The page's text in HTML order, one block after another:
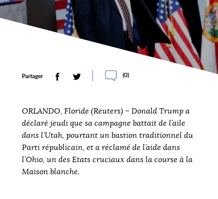
Partager (0)
ORLANDO, Floride (Reuters) – Donald Trump a
déclaré jeudi que sa campagne battait de l’aile
dans l’Utah, pourtant un bastion traditionnel du
Parti républicain, et a réclamé de l’aide dans
l’Ohio, un des Etats cruciaux dans la course à la
Maison blanche.